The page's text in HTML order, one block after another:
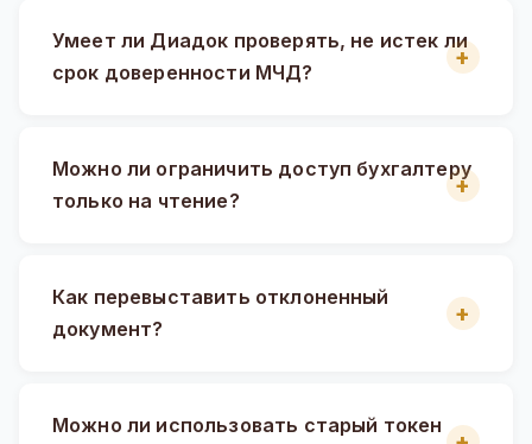
Умеет ли Диадок проверять, не истек ли
срок доверенности МЧД?
Можно ли ограничить доступ бухгалтеру
только на чтение?
Как перевыставить отклоненный
документ?
Можно ли использовать старый токен